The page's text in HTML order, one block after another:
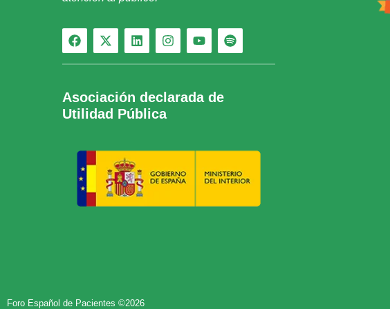
Asociación declarada de
Utilidad Pública
Foro Español de Pacientes ©2026